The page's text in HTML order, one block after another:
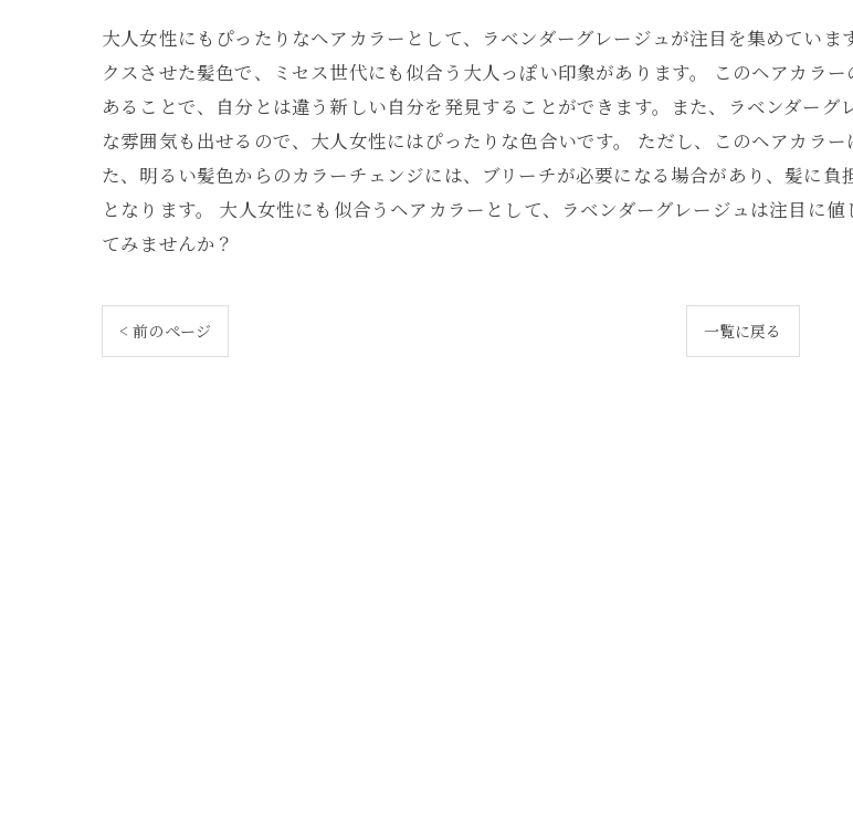
大人女性にもぴったりなヘアカラーとして、ラベンダーグレージュが注目を集めてい
クスさせた髪色で、ミセス世代にも似合う大人っぽい印象があります。 このヘアカラ
あることで、自分とは違う新しい自分を発見することができます。また、ラベンダー
な雰囲気も出せるので、大人女性にはぴったりな色合いです。 ただし、このヘアカラ
た、明るい髪色からのカラーチェンジには、ブリーチが必要になる場合があり、髪に
となります。 大人女性にも似合うヘアカラーとして、ラベンダーグレージュは注目に
てみませんか？
< 前のページ 一覧に戻る